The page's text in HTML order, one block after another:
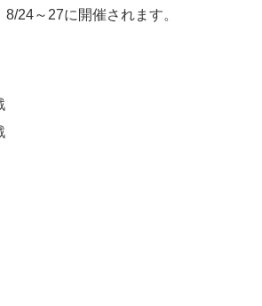
24～27に開催されます。